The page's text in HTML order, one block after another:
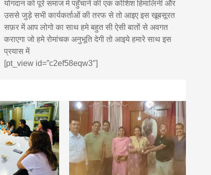
योगदान को पूरे समाज मे पहुँचाने की एक कोशिश हिमालिनी और
उससे जुड़े सभी कार्यकर्ताओं की तरफ से तो आइए इस खूबसूरत
सफ़र में आप लोगो का साथ हमे बहुत सी ऐसी बातों से अवगत
कराएगा जो हमे रोमांचक अनुभूति देगी तो आइये हमारे साथ इस
प्रयास में
[pt_view id=”c2ef58eqw3″]